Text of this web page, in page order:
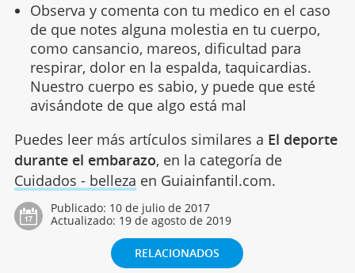
Observa y comenta con tu medico en el caso
de que notes alguna molestia en tu cuerpo,
como cansancio, mareos, dificultad para
respirar, dolor en la espalda, taquicardias.
Nuestro cuerpo es sabio, y puede que esté
avisándote de que algo está mal
Puedes leer más artículos similares a El deporte
durante el embarazo, en la categoría de
Cuidados - belleza en Guiainfantil.com.
Publicado: 10 de julio de 2017
Actualizado: 19 de agosto de 2019
RELACIONADOS